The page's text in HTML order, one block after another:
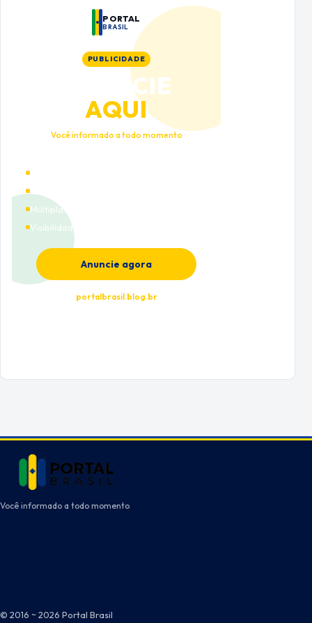
PORTAL
BRASIL
PUBLICIDADE
ANUNCIE
AQUI
Você informado a todo momento
Múltiplas categorias
Visibilidade premium
Anuncie agora
portalbrasil.blog.br
Você informado a todo momento
© 2016 ~ 2026 Portal Brasil